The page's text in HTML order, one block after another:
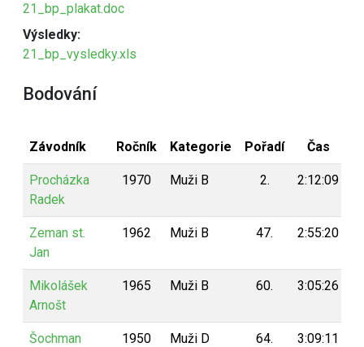
21_bp_plakat.doc
Výsledky:
21_bp_vysledky.xls
Bodování
Závodník Ročník Kategorie Pořadí Čas
Procházka
Radek
1970 Muži B 2. 2:12:09
Zeman st.
Jan
1962 Muži B 47. 2:55:20
Mikolášek
Arnošt
1965 Muži B 60. 3:05:26
Šochman
1950 Muži D 64. 3:09:11